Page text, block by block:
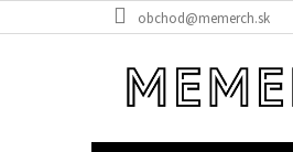
na
obchod@memerch.sk